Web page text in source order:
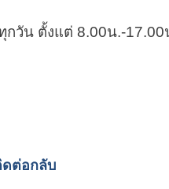
กวัน ตั้งแต่ 8.00น.-
ต่อกลับ